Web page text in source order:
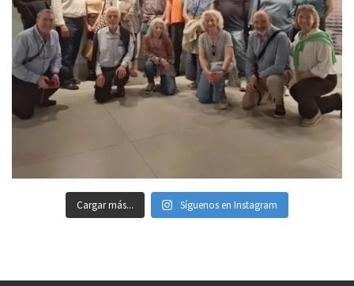
Cargar más... Síguenos en Instagram